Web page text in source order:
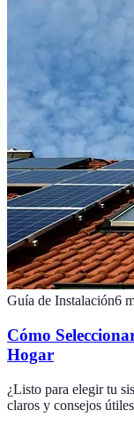
Guía de Instalación6
Cómo
Hogar
¿Listo para elegir tu
claros y consejos